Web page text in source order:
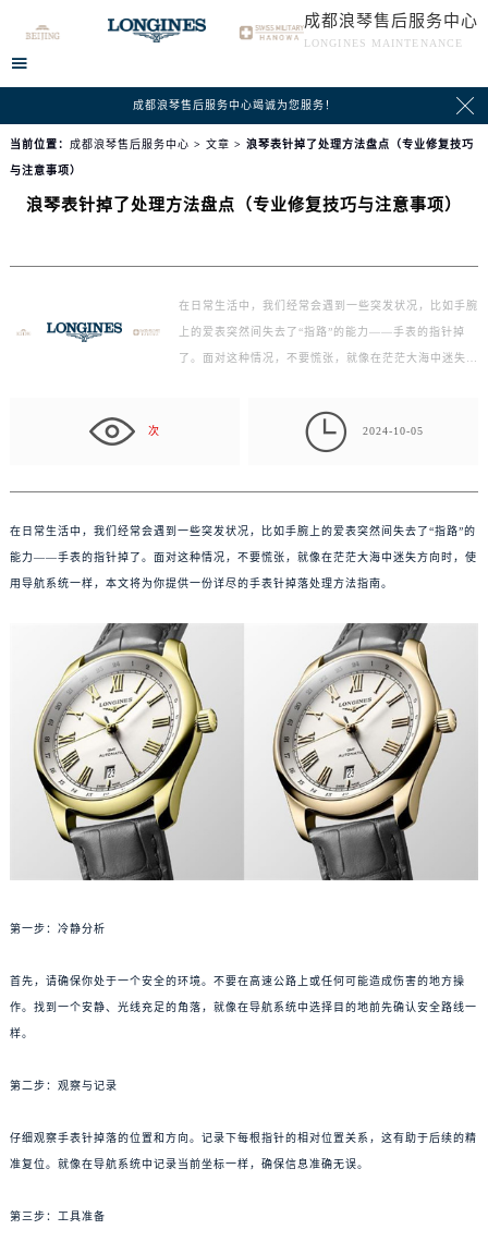
成都浪琴售后服务中心
LONGINES MAINTENANCE

成都浪琴售后服务中心竭诚为您服务！ 
当前位置： 成都浪琴售后服务中心 > 文章 > 浪琴表针掉了处理方法盘点（专业修复技巧
与注意事项）
浪琴表针掉了处理方法盘点（专业修复技巧与注意事项）
在日常生活中，我们经常会遇到一些突发状况，比如手腕
上的爱表突然间失去了“指路”的能力——手表的指针掉
了。面对这种情况，不要慌张，就像在茫茫大海中迷失
次  2024-10-05
在日常生活中，我们经常会遇到一些突发状况，比如手腕上的爱表突然间失去了“指路”的
能力——手表的指针掉了。面对这种情况，不要慌张，就像在茫茫大海中迷失方向时，使
用导航系统一样，本文将为你提供一份详尽的手表针掉落处理方法指南。
第一步：冷静分析
首先，请确保你处于一个安全的环境。不要在高速公路上或任何可能造成伤害的地方操
作。找到一个安静、光线充足的角落，就像在导航系统中选择目的地前先确认安全路线一
样。
第二步：观察与记录
仔细观察手表针掉落的位置和方向。记录下每根指针的相对位置关系，这有助于后续的精
准复位。就像在导航系统中记录当前坐标一样，确保信息准确无误。
第三步：工具准备